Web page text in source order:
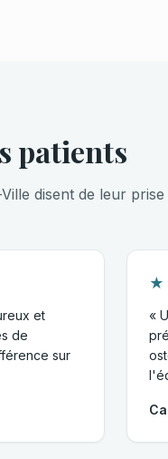
patients
disent de leur
et
de
sur
«